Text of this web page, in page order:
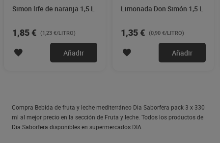
Simon life de naranja 1,5 L
1,85 € (1,23 €/LITRO)
Añadir
Limonada Don Simón 1,5 L
1,35 € (0,90 €/LITRO)
Añadir
Compra Bebida de fruta y leche mediterráneo Dia Saborfera pack 3 x 330
ml al mejor precio en la sección de Fruta y leche. Todos los productos de
Dia Saborfera disponibles en supermercados DIA.